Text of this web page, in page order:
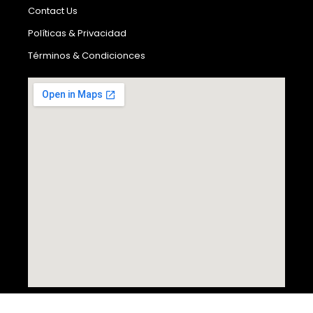
Contact Us
Políticas & Privacidad
Términos & Condicionces